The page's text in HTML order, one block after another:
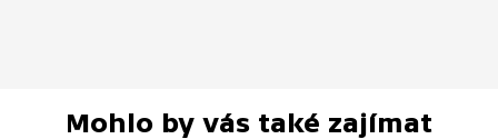
Mohlo by vás také zajímat